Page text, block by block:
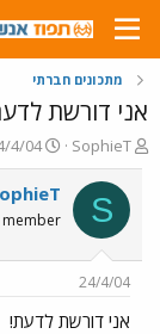
מתכונים חברתי
אני דורשת
פ
ו
ת
ח
ה
ש
א
SophieT
פ
ו
ר
ס
ם
ר
4/04
S
member
24/4/04
אני דורשת לדעת!